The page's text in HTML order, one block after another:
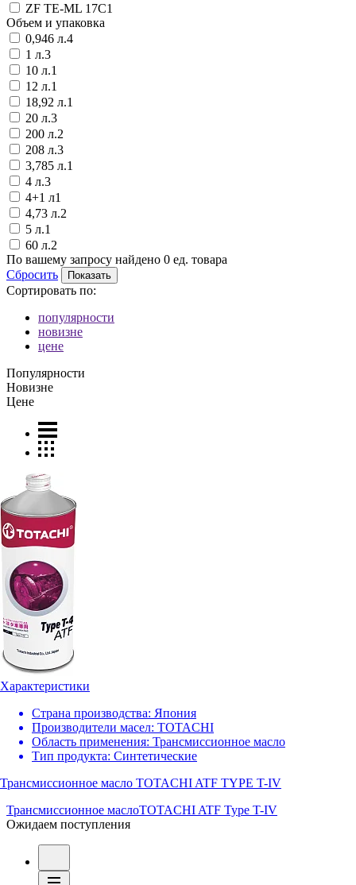
ZF TE-ML 17C1
Объем и упаковка
0,946 л.4
1 л.3
10 л.1
12 л.1
18,92 л.1
20 л.3
200 л.2
208 л.3
3,785 л.1
4 л.3
4+1 л1
4,73 л.2
5 л.1
60 л.2
По вашему запросу найдено 0 ед. товара
Сбросить
Сортировать по:
популярности
новизне
цене
Популярности
Новизне
Цене
Характеристики
Страна производства: Япония
Производители масел: TOTACHI
Область применения: Трансмиссионное масло
Тип продукта: Синтетические
Трансмиссионное масло TOTACHI ATF TYPE T-IV
Трансмиссионное маслоTOTACHI ATF Type T-IV
Ожидаем поступления